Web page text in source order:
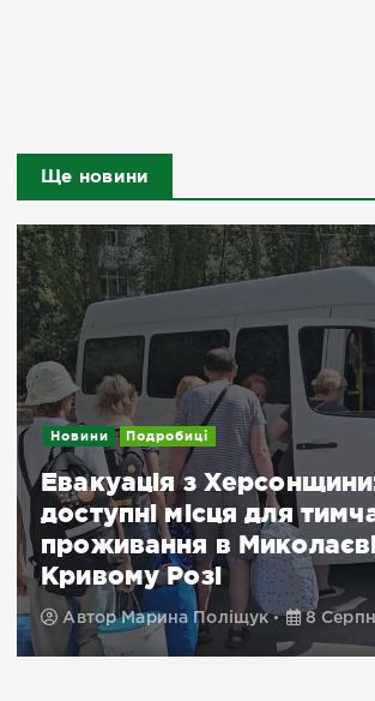
Ще новини
Новини Подробиці
Евакуація з
доступні місця для
проживання в
Кривому Розі
АвторМарина Поліщук 8